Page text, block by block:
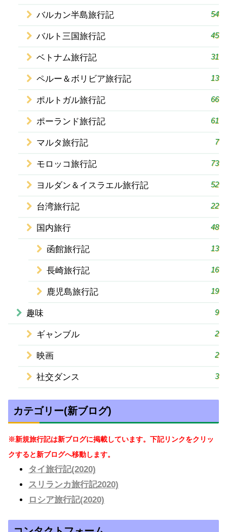
バルカン半島旅行記 54
バルト三国旅行記 45
ベトナム旅行記 31
ペルー＆ボリビア旅行記 13
ポルトガル旅行記 66
ポーランド旅行記 61
マルタ旅行記 7
モロッコ旅行記 73
ヨルダン＆イスラエル旅行記 52
台湾旅行記 22
国内旅行 48
函館旅行記 13
長崎旅行記 16
鹿児島旅行記 19
趣味 9
ギャンブル 2
映画 2
社交ダンス 3
カテゴリー(新ブログ)
※新規旅行記は新ブログに掲載しています。下記リンクをクリッ
クすると新ブログへ移動します。
タイ旅行記(2020)
スリランカ旅行記2020)
ロシア旅行記(2020)